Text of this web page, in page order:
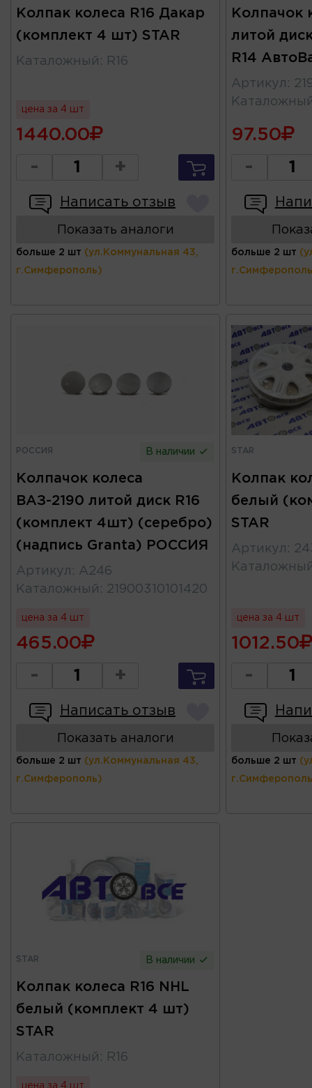
Колпак колеса R16 Дакар
(комплект 4 шт) STAR
Каталожный : R16
цена за 4 шт
1440.00
- +
Написать отзыв
Показать аналоги
больше 2 шт (ул.Коммунальная 43,
г.Симферополь)
Колпачок
литой
R14
Артикул :
97.50
-
больше 2 шт
РОССИЯ В наличии
Колпачок колеса
ВАЗ-2190 литой диск R16
(комплект 4шт) (серебро)
(надпись Granta) РОССИЯ
Артикул : А246
Каталожный : 21900310101420
цена за 4 шт
465.00
- +
Написать отзыв
Показать аналоги
больше 2 шт (ул.Коммунальная 43,
г.Симферополь)
STAR
Колпак
белый
STAR
Артикул :
цена за 4 шт
1012.50
-
больше 2 шт
STAR В наличии
Колпак колеса R16 NHL
белый (комплект 4 шт)
STAR
Каталожный : R16
цена за 4 шт